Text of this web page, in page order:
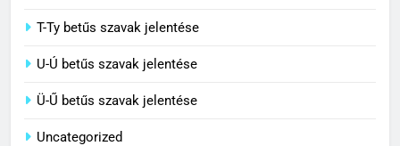
T-Ty betűs szavak jelentése
U-Ú betűs szavak jelentése
Ü-Ű betűs szavak jelentése
Uncategorized